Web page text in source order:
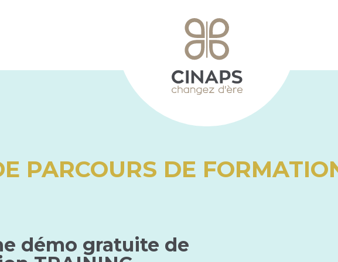
PARCOURS DE
démo gratuite de